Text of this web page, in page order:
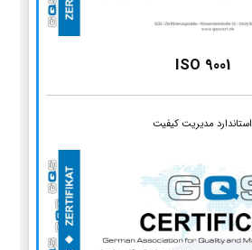
ISO 9001
استاندارد مدیریت کیفیت